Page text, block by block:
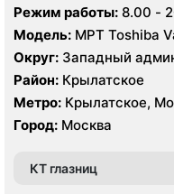
Режим работы: 8.00 -
Модель: МРТ Toshiba
Aquilion 64 среза, УЗИ
Округ: Западный
Район: Крылатское
Метро: Крылатское,
Ополчение
Город: Москва
КТ глазниц